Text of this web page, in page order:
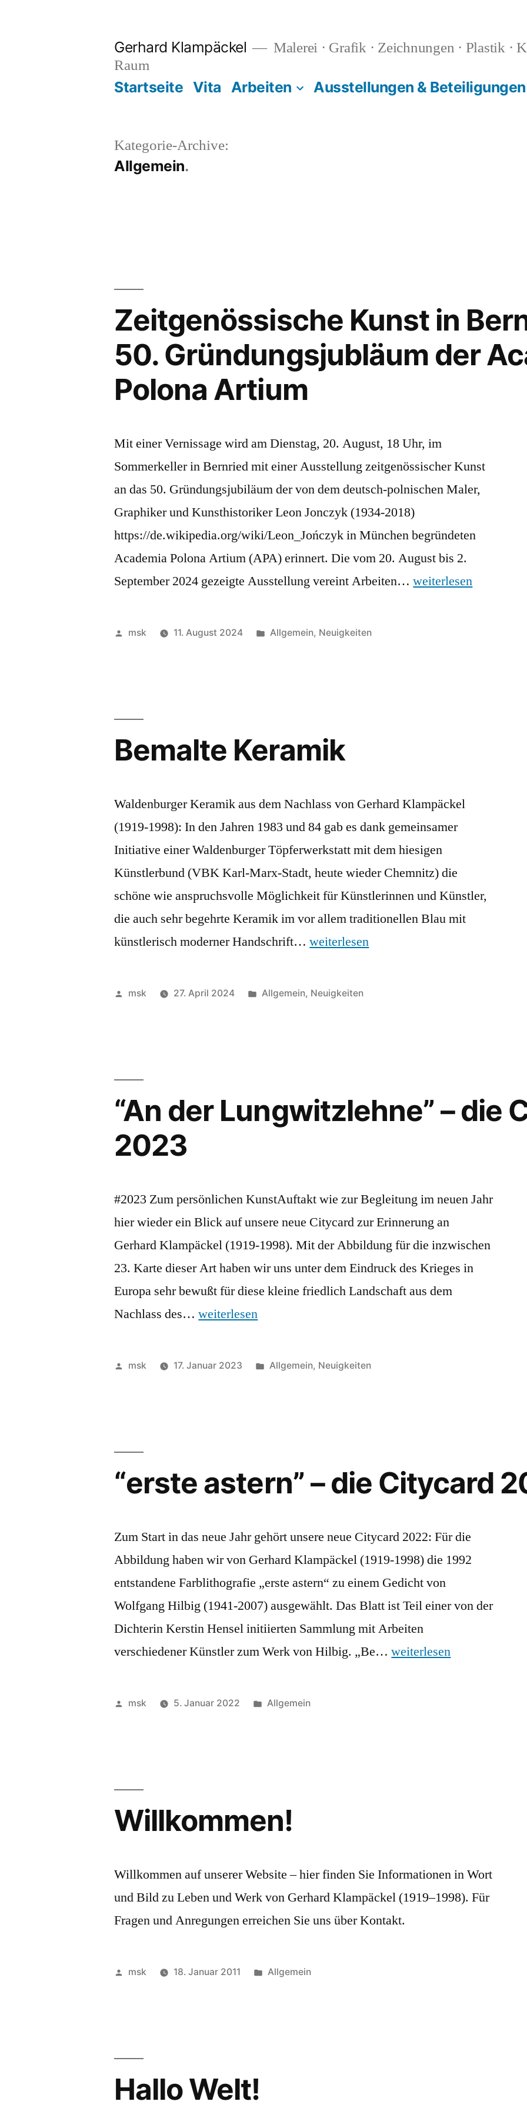
Gerhard Klampäckel
Malerei · Grafik · Zeichnungen · Plastik ·
Raum
Startseite Vita Arbeiten Ausstellungen & Beteiligungen
Kategorie-Archive:
Allgemein
Zeitgenössische Kunst in
50. Gründungsjubläum der
Polona Artium
Mit einer Vernissage wird am Dienstag, 20. August, 18 Uhr, im
Sommerkeller in Bernried mit einer Ausstellung zeitgenössischer Kunst
an das 50. Gründungsjubiläum der von dem deutsch-polnischen Maler,
Graphiker und Kunsthistoriker Leon Jonczyk (1934-2018)
https://de.wikipedia.org/wiki/Leon_Jończyk in München begründeten
Academia Polona Artium (APA) erinnert. Die vom 20. August bis 2.
September 2024 gezeigte Ausstellung vereint Arbeiten…weiterlesen
Veröffentlicht
msk 11. August 2024
Veröffentlicht
Allgemein, Neuigkeiten
Bemalte Keramik
Waldenburger Keramik aus dem Nachlass von Gerhard Klampäckel
(1919-1998): In den Jahren 1983 und 84 gab es dank gemeinsamer
Initiative einer Waldenburger Töpferwerkstatt mit dem hiesigen
Künstlerbund (VBK Karl-Marx-Stadt, heute wieder Chemnitz) die
schöne wie anspruchsvolle Möglichkeit für Künstlerinnen und Künstler,
die auch sehr begehrte Keramik im vor allem traditionellen Blau mit
künstlerisch moderner Handschrift…weiterlesen
Veröffentlicht
msk 27. April 2024
Veröffentlicht
Allgemein, Neuigkeiten
“An der Lungwitzlehne” – die
2023
#2023 Zum persönlichen KunstAuftakt wie zur Begleitung im neuen Jahr
hier wieder ein Blick auf unsere neue Citycard zur Erinnerung an
Gerhard Klampäckel (1919-1998). Mit der Abbildung für die inzwischen
23. Karte dieser Art haben wir uns unter dem Eindruck des Krieges in
Europa sehr bewußt für diese kleine friedlich Landschaft aus dem
Nachlass des…weiterlesen
Veröffentlicht
msk 17. Januar 2023
Veröffentlicht
Allgemein, Neuigkeiten
“erste astern” – die Citycard
Zum Start in das neue Jahr gehört unsere neue Citycard 2022: Für die
Abbildung haben wir von Gerhard Klampäckel (1919-1998) die 1992
entstandene Farblithografie „erste astern“ zu einem Gedicht von
Wolfgang Hilbig (1941-2007) ausgewählt. Das Blatt ist Teil einer von der
Dichterin Kerstin Hensel initiierten Sammlung mit Arbeiten
verschiedener Künstler zum Werk von Hilbig. „Be…weiterlesen
Veröffentlicht
msk 5. Januar 2022
Veröffentlicht
Allgemein
Willkommen!
Willkommen auf unserer Website – hier finden Sie Informationen in Wort
und Bild zu Leben und Werk von Gerhard Klampäckel (1919–1998). Für
Fragen und Anregungen erreichen Sie uns über Kontakt.
Veröffentlicht
msk 18. Januar 2011
Veröffentlicht
Allgemein
Hallo Welt!